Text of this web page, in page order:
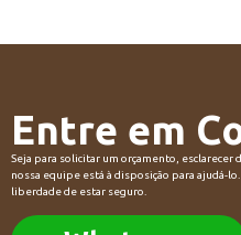
Entre em
Seja para solicitar um orçamento, esclarecer
nossa equipe está à disposição para ajudá-
liberdade de estar seguro.